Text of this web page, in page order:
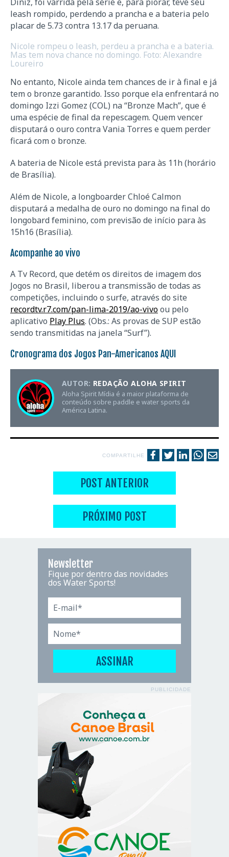
Diniz, foi varrida pela série e, para piorar, teve seu
leash rompido, perdendo a prancha e a bateria pelo
placar de 5.73 contra 13.17 da peruana.
Nicole rompeu o leash, perdeu a prancha e a bateria.
Mas tem nova chance no domingo. Foto: Alexandre
Loureiro
No entanto, Nicole ainda tem chances de ir à final e já
tem o bronze garantido. Isso porque ela enfrentará no
domingo Izzi Gomez (COL) na “Bronze Mach”, que é
uma espécie de final da repescagem. Quem vencer
disputará o ouro contra Vania Torres e quem perder
ficará com o bronze.
A bateria de Nicole está prevista para às 11h (horário
de Brasília).
Além de Nicole, a longboarder Chloé Calmon
disputará a medalha de ouro no domingo na final do
longobard feminino, com previsão de início para às
15h16 (Brasília).
Acompanhe ao vivo
A Tv Record, que detém os direitos de imagem dos
Jogos no Brasil, liberou a transmissão de todas as
competições, incluindo o surfe, através do site
recordtv.r7.com/pan-lima-2019/ao-vivoou pelo
aplicativo Play Plus. (Obs.: As provas de SUP estão
sendo transmitidas na janela “Surf”).
Cronograma dos Jogos Pan-Americanos AQUI
AUTOR: REDAÇÃO ALOHA SPIRIT
Aloha Spirit Mídia é a maior plataforma de
conteúdo sobre paddle e water sports da
América Latina.
COMPARTILHE
POST ANTERIOR
PRÓXIMO POST
Newsletter
Fique por dentro das novidades
dos Water Sports!
PUBLICIDADE